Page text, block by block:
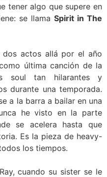
tener algo que supere en
se llamaSpirit in The
dos actos allá por el año
última canción de la
soul tan hilarantes y
durante una temporada.
a la barra a bailar en una
he visto en la parte
se acelera hasta que
Es la pieza de heavy-
los tiempos.
cuando su sister se le